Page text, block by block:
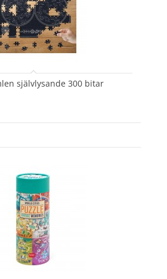
självlysande 300 bitar